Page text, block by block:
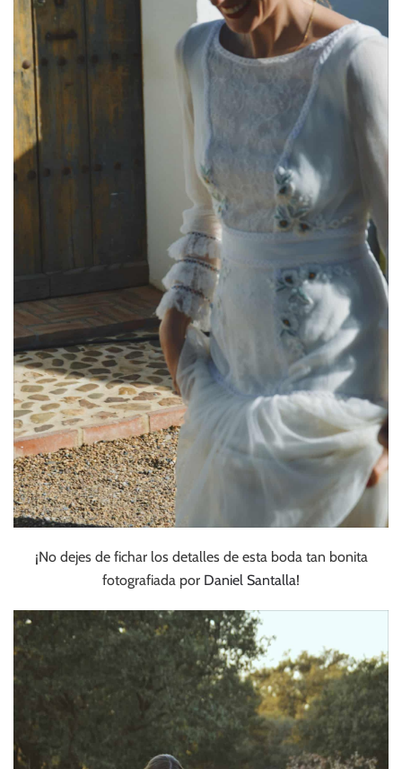
¡No dejes de fichar los detalles de esta boda tan bonita
fotografiada por Daniel Santalla!